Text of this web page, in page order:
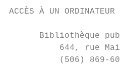
ACCÈS À UN ORDINATEUR
Bibliothèque
644, rue
(506) 869-